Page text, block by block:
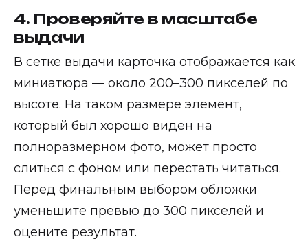
4. Проверяйте в масштабе
выдачи
В сетке выдачи карточка отображается как
миниатюра — около 200–300 пикселей по
высоте. На таком размере элемент,
который был хорошо виден на
полноразмерном фото, может просто
слиться с фоном или перестать читаться.
Перед финальным выбором обложки
уменьшите превью до 300 пикселей и
оцените результат.